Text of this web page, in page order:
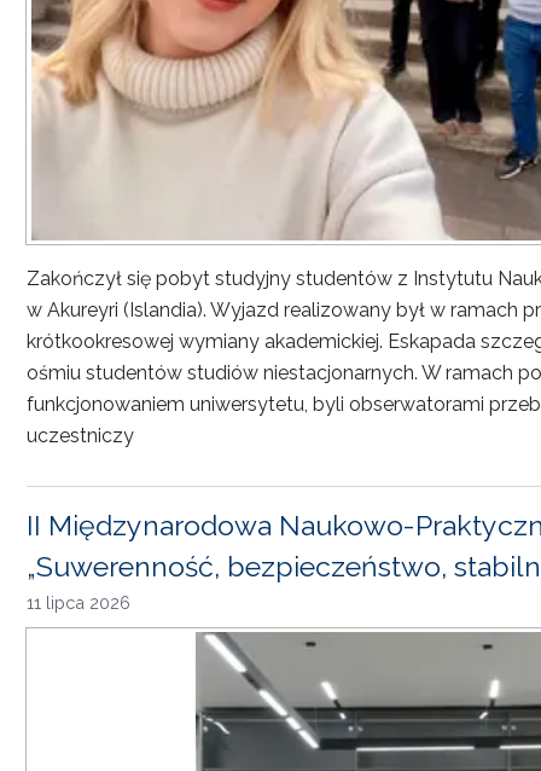
Zakończył się pobyt studyjny studentów z Instytutu
w Akureyri (Islandia). Wyjazd realizowany był w ramach
krótkookresowej wymiany akademickiej. Eskapada
ośmiu studentów studiów niestacjonarnych. W ramach
funkcjonowaniem uniwersytetu, byli obserwatorami
uczestniczy
II Międzynarodowa Naukowo-
„Suwerenność, bezpieczeństwo,
11 lipca 2026